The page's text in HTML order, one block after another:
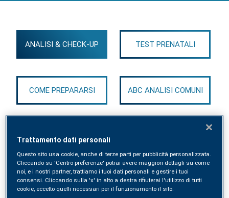
ANALISI & CHECK-UP TEST PRENATALI
COME PREPARARSI ABC ANALISI COMUNI
VADEMECUM COMPLETO ANALISI
Trattamento dati personali
Questo sito usa cookie, anche di terze parti per pubblicità personalizzata.
Cliccando su 'Centro preferenze' potrai avere maggiori dettagli su come
noi, e i nostri partner, trattiamo i tuoi dati personali e gestire i tuoi
consensi. Cliccando sulla 'x' in alto a destra rifiuterai l'utilizzo di tutti
cookie, eccetto quelli necessari per il funzionamento il sito.